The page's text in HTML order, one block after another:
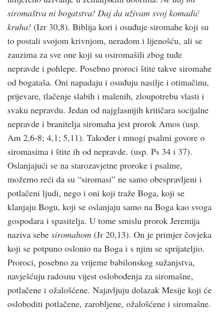
siromaštva ni bogatstva! Daj da uživam svoj komadić
kruha! (Izr 30,8). Biblija kori i osuđuje siromahe koji su
to postali svojom krivnjom, neradom i lijenoš­ću, ali se
zauzima za sve one koji su osiromašili zbog tuđe
nepravde i pohlepe. Posebno proroci štite takve siromahe
od bogataša. Oni napadaju i osuđuju nasilje i otimačinu,
prijevare, tlačenje slabih i malenih, zloupotrebu vlasti i
svaku nepravdu. Jedan od najglasnijih kritičara socijalne
nepravde i branitelja siromaha jest prorok Amos (usp.
Am 2,6-8; 4,1; 5,11). Također i mnogi psalmi govore o
siromasima i štite ih od nepravde. (usp. Ps 34 i 37).
Oslanjajući se na starozavjetne proroke i psalme,
možemo reći da su “siromasi” ne samo obespravljeni i
potlačeni ljudi, nego i oni koji traže Boga, koji se
klanjaju Bogu, koji se oslanjaju samo na Boga kao svoga
gospodara i spasitelja. U tome smislu prorok Jeremija
naziva sebe siromahom (Jr 20,13). On je primjer čovjeka
koji se potpuno oslonio na Boga i s njim se sprijateljio.
Proroci, posebno za vrijeme babilonskog sužanjstva,
navješ­ćuju radosnu vijest oslobođenja za siromašne,
potlačene i ožaloš­ćene. Najavljuju dolazak Mesije koji će
osloboditi potlačene, zarobljene, ožaloš­ćene i siromašne.